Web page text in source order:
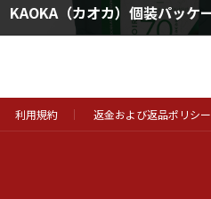
利用規約 返金および返品ポリシー